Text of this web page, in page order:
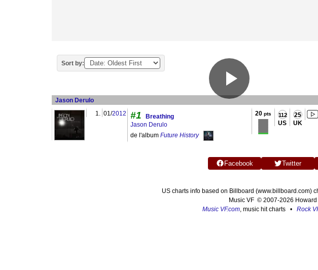
Sort by:
Jason Derulo
1. 01/2012 #1
Breathing
Jason Derulo
de l'album Future History
20 pts
112
US
25
UK
Facebook Twitter
US charts info based on Billboard (www.billboard.com)
Music VF © 2007-2026
Music VF.com, music hit charts • Rock